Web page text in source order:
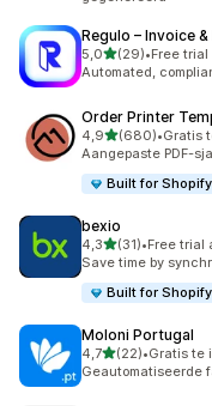
Regulo – Invoice
5,0van 5 sterren
(29)
29 recensies in
•Free
Automated,
Order Printer
4,9van 5 sterren
(680)
680 recensies in
•Gratis
Aangepaste PDF-
Built for Shopify
bexio
4,3van 5 sterren
(31)
31 recensies in
•Free trial
Save time by
Built for Shopify
Moloni Portugal
4,7van 5 sterren
(22)
22 recensies in
•Gratis te
Geautomatiseerde